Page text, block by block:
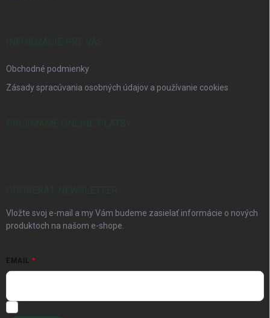
Obchodné podmienky
Zásady spracúvania osobných údajov a používanie cookies
Vložte svoj e-mail a my Vám budeme zasielať informácie o nových
produktoch na našom e-shope.
EMAIL